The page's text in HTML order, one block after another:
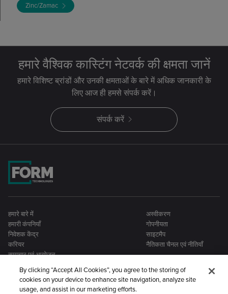
Zinc/Zamac
हमारे वैश्विक कास्टिंग नेटवर्क की क्षमता जानें
हमारे विशिष्ट ब्रांडों और उनकी क्षमताओं के बारे में अधिक जानकारी के
लिए आज ही हमसे संपर्क करें।
संपर्क करें
हमारे बारे में
हमारी कंपनियाँ
निवेशक केंद्र
करियर
समाचार एवं आयोजन
अस्वीकरण
गोपनीयता
साइटमैप
नैतिकता चैनल एवं नीतियाँ
By clicking “Accept All Cookies”, you agree to the storing of
cookies on your device to enhance site navigation, analyze site
usage, and assist in our marketing efforts.